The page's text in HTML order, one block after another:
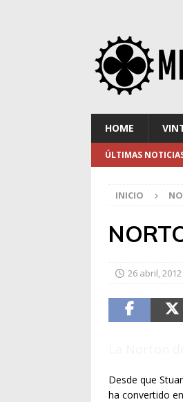
HOME
ÚLTIMAS
INICIO
26 abril, 2012
Desde que
ha convertido